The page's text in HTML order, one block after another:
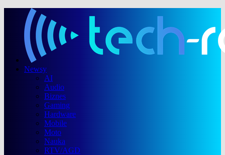
Newsy
AI
Audio
Biznes
Gaming
Hardware
Mobile
Moto
Nauka
RTV/AGD